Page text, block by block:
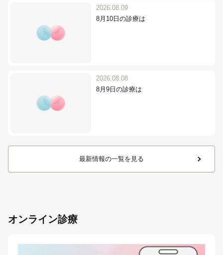
2026.08.09
8月10日の診療は
2026.08.08
8月9日の診療は
最新情報の一覧を見る
オンライン診療